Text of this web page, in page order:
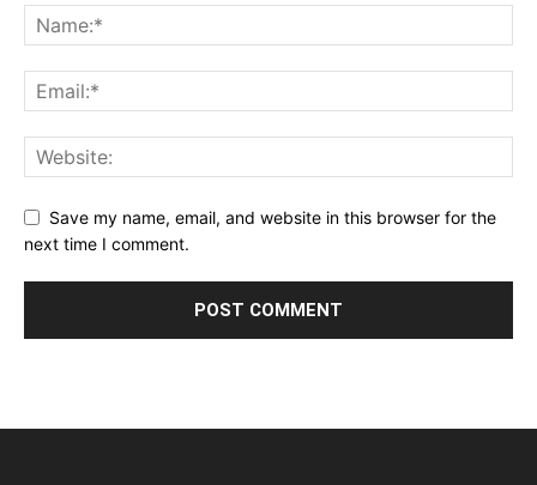
Save my name, email, and website in this browser for the
next time I comment.